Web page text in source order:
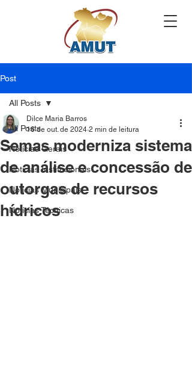
Post
All Posts
Notícias Gerais
Notícias Institucionais
Notícias Municipais
Notícias Técnicas
All Posts
Semas moderniza sistema
de análise e concessão de
outorgas de recursos
hídricos
Dilce Maria Barros
16 de out. de 2024 2 min de leitura